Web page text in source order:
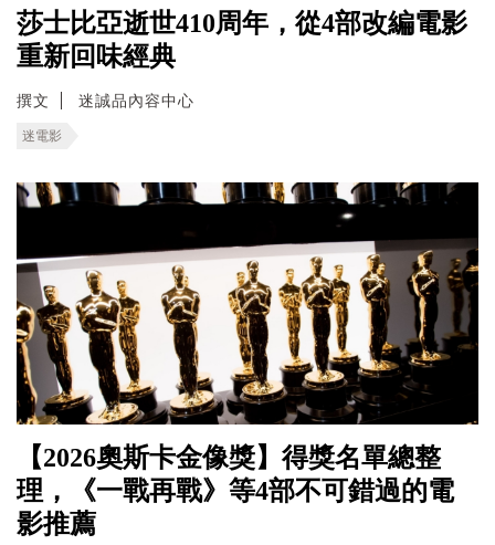
莎士比亞逝世410周年，從4部改編電影
重新回味經典
撰文 迷誠品內容中心
迷電影
【2026奧斯卡金像獎】得獎名單總整
理，《一戰再戰》等4部不可錯過的電
影推薦